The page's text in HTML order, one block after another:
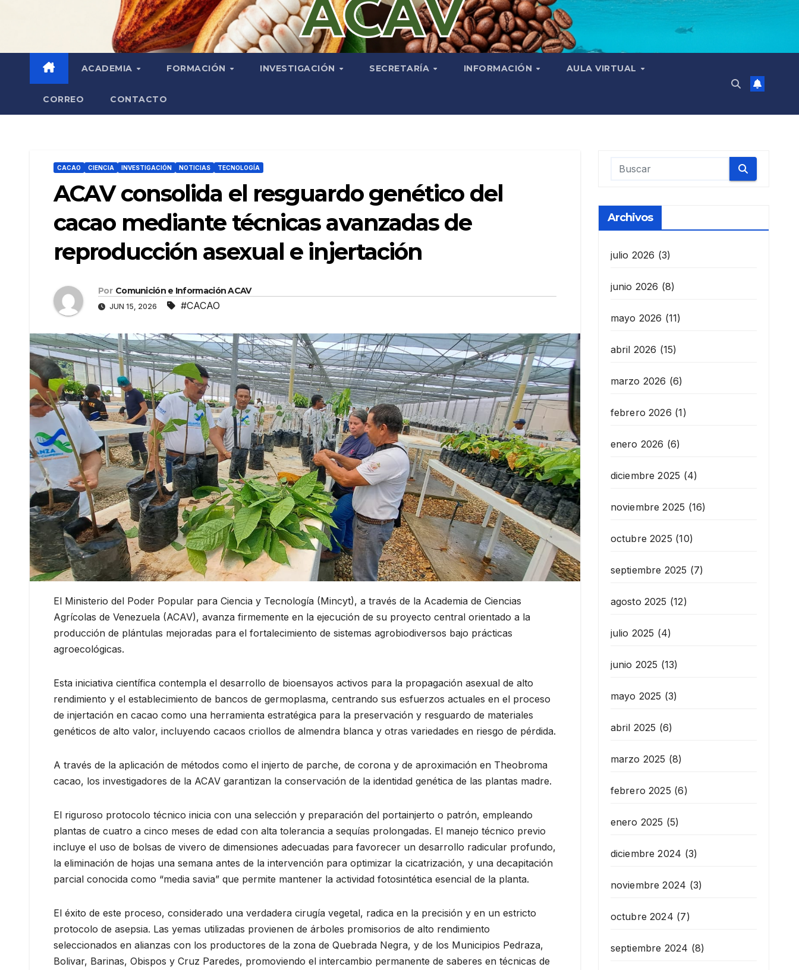
ACADEMIA FORMACIÓN INVESTIGACIÓN SECRETARÍA INFORMACIÓN AULA VIRTUAL
CORREO CONTACTO
CACAO CIENCIA INVESTIGACIÓN NOTICIAS TECNOLOGÍA
ACAV consolida el resguardo genético del
cacao mediante técnicas avanzadas de
reproducción asexual e injertación
Por Comunición e Información ACAV
JUN 15, 2026 #CACAO
El Ministerio del Poder Popular para Ciencia y Tecnología (Mincyt), a través de la Academia de Ciencias
Agrícolas de Venezuela (ACAV), avanza firmemente en la ejecución de su proyecto central orientado a la
producción de plántulas mejoradas para el fortalecimiento de sistemas agrobiodiversos bajo prácticas
agroecológicas.
Esta iniciativa científica contempla el desarrollo de bioensayos activos para la propagación asexual de alto
rendimiento y el establecimiento de bancos de germoplasma, centrando sus esfuerzos actuales en el proceso
de injertación en cacao como una herramienta estratégica para la preservación y resguardo de materiales
genéticos de alto valor, incluyendo cacaos criollos de almendra blanca y otras variedades en riesgo de pérdida.
A través de la aplicación de métodos como el injerto de parche, de corona y de aproximación en Theobroma
cacao, los investigadores de la ACAV garantizan la conservación de la identidad genética de las plantas madre.
El riguroso protocolo técnico inicia con una selección y preparación del portainjerto o patrón, empleando
plantas de cuatro a cinco meses de edad con alta tolerancia a sequías prolongadas. El manejo técnico previo
incluye el uso de bolsas de vivero de dimensiones adecuadas para favorecer un desarrollo radicular profundo,
la eliminación de hojas una semana antes de la intervención para optimizar la cicatrización, y una decapitación
parcial conocida como “media savia” que permite mantener la actividad fotosintética esencial de la planta.
El éxito de este proceso, considerado una verdadera cirugía vegetal, radica en la precisión y en un estricto
protocolo de asepsia. Las yemas utilizadas provienen de árboles promisorios de alto rendimiento
seleccionados en alianzas con los productores de la zona de Quebrada Negra, y de los Municipios Pedraza,
Bolivar, Barinas, Obispos y Cruz Paredes, promoviendo el intercambio permanente de saberes en técnicas de
Archivos
julio 2026 (3)
junio 2026 (8)
mayo 2026 (11)
abril 2026 (15)
marzo 2026 (6)
febrero 2026 (1)
enero 2026 (6)
diciembre 2025 (4)
noviembre 2025 (16)
octubre 2025 (10)
septiembre 2025 (7)
agosto 2025 (12)
julio 2025 (4)
junio 2025 (13)
mayo 2025 (3)
abril 2025 (6)
marzo 2025 (8)
febrero 2025 (6)
enero 2025 (5)
diciembre 2024 (3)
noviembre 2024 (3)
octubre 2024 (7)
septiembre 2024 (8)